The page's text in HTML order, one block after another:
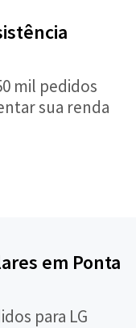
mil pedidos
sua renda
em Ponta
para LG